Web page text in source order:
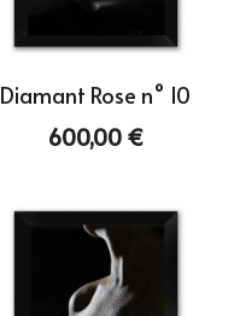
Diamant Rose n° 10
600,00 €